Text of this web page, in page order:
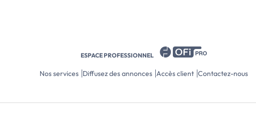
ESPACE PROFESSIONNEL
Nos services Diffusez des annonces Accès client Contactez-nous